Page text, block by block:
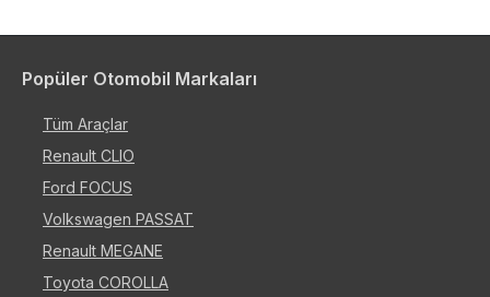
Popüler Otomobil Markaları
Tüm Araçlar
Renault CLIO
Ford FOCUS
Volkswagen PASSAT
Renault MEGANE
Toyota COROLLA